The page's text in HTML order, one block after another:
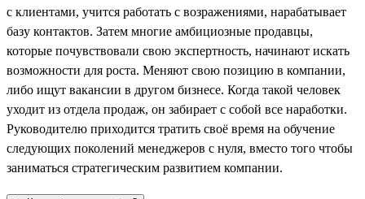
с клиентами, учится работать с возражениями, нарабатывает
базу контактов. Затем многие амбициозные продавцы,
которые почувствовали свою экспертность, начинают искать
возможности для роста. Меняют свою позицию в компании,
либо ищут вакансии в другом бизнесе. Когда такой человек
уходит из отдела продаж, он забирает с собой все наработки.
Руководителю приходится тратить своё время на обучение
следующих поколений менеджеров с нуля, вместо того чтобы
заниматься стратегическим развитием компании.